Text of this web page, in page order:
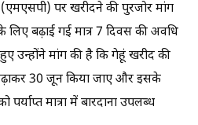
पर खरीदने की पुरजोर मांग
लिए बढ़ाई गई मात्र 7 दिवस की अवधि
उन्होंने मांग की है कि गेहूं खरीद की
30 जून किया जाए और इसके
पर्याप्त मात्रा में बारदाना उपलब्ध